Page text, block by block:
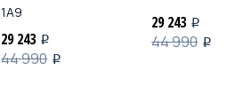
1A9
29 243 i
44 990 i
29 243 i
44 990 i